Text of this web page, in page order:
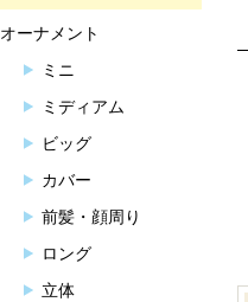
オーナメント
ミニ
ミディアム
ビッグ
カバー
前髪・顔周り
ロング
立体